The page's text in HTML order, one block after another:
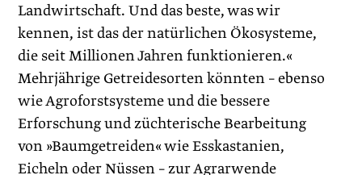
Landwirtschaft. Und das beste, was wir
kennen, ist das der natürlichen Ökosysteme,
die seit Millionen Jahren funktionieren.«
Mehrjährige Getreidesorten könnten – ebenso
wie Agroforstsysteme und die bessere
Erforschung und züchterische Bearbeitung
von »Baumgetreiden« wie Esskastanien,
Eicheln oder Nüssen – zur Agrarwende